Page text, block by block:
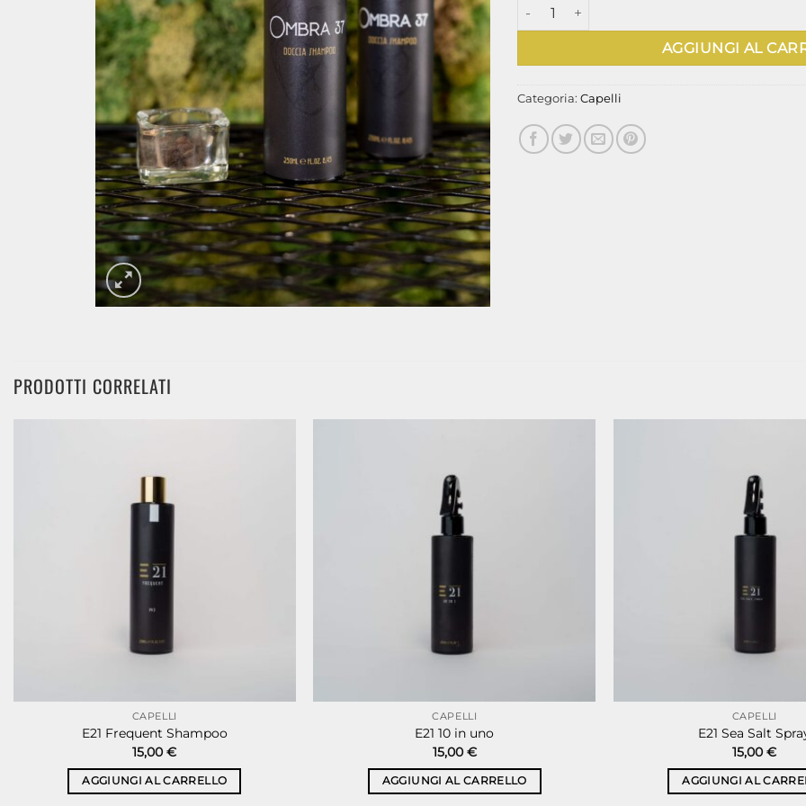
Doccia Shampo quantità
AGGIUNGI AL
Categoria: Capelli
PRODOTTI CORRELATI
CAPELLI
E21 Frequent Shampoo
15,00€
AGGIUNGI AL CARRELLO
CAPELLI
E21 10 in uno
15,00€
AGGIUNGI AL CARRELLO
CAPELLI
E21 Sea Salt
15,00€
AGGIUNGI AL